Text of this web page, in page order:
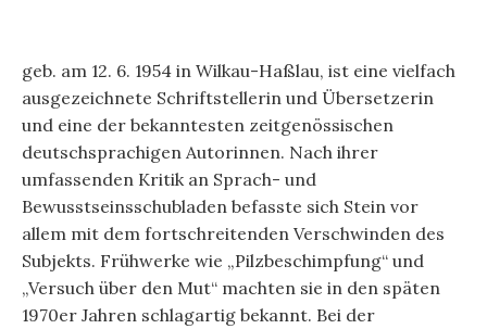
geb. am 12. 6. 1954 in Wilkau-Haßlau, ist eine vielfach
ausgezeichnete Schriftstellerin und Übersetzerin
und eine der bekanntesten zeitgenössischen
deutschsprachigen Autorinnen. Nach ihrer
umfassenden Kritik an Sprach- und
Bewusstseinsschubladen befasste sich Stein vor
allem mit dem fortschreitenden Verschwinden des
Subjekts. Frühwerke wie „Pilzbeschimpfung“ und
„Versuch über den Mut“ machten sie in den späten
1970er Jahren schlagartig bekannt. Bei der